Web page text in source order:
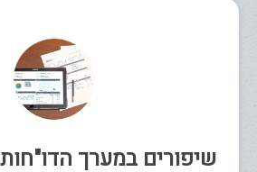
שיפורים במערך הדו"חות - 01/